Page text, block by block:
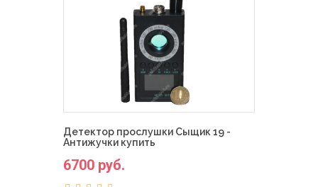
Детектор прослушки Сыщик 19 -
Антижучки купить
6700 руб.